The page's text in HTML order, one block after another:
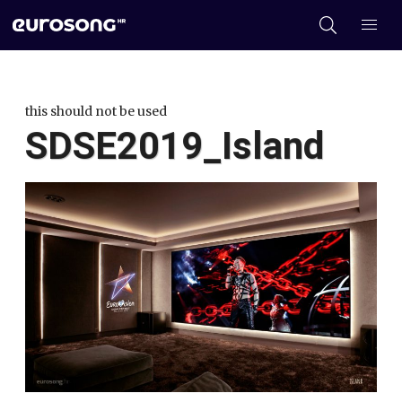
this should not be used
SDSE2019_Island